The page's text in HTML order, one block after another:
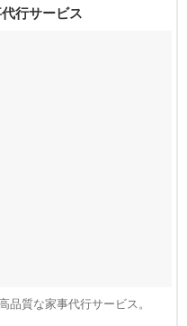
行サービス
品質な家事代行サービス。